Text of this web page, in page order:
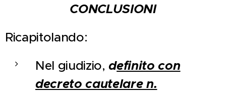
CONCLUSIONI
Ricapitolando:
Nel giudizio,definito con
decreto cautelare n.